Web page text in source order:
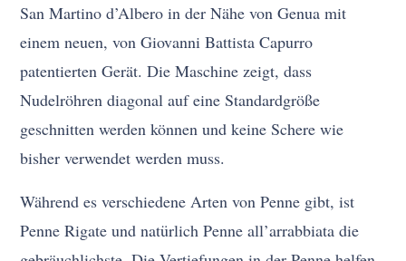
San Martino d’Albero in der Nähe von Genua mit
einem neuen, von Giovanni Battista Capurro
patentierten Gerät. Die Maschine zeigt, dass
Nudelröhren diagonal auf eine Standardgröße
geschnitten werden können und keine Schere wie
bisher verwendet werden muss.
Während es verschiedene Arten von Penne gibt, ist
Penne Rigate und natürlich Penne all’arrabbiata die